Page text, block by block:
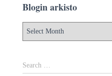
Blogin arkisto
S
e
Search …